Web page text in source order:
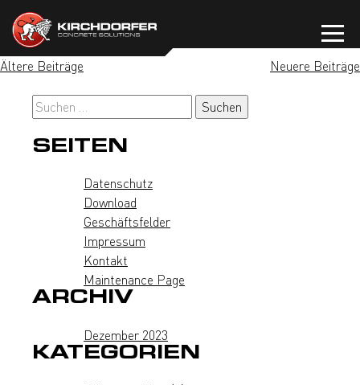
Inhalt
springen
BEITRAGSNAVIGATION
Ältere Beiträge Neuere Beiträge
Suchen
nach:
SEITEN
Datenschutz
Download
Geschäftsfelder
Impressum
Kontakt
Maintenance Page
ARCHIV
Dezember 2023
KATEGORIEN